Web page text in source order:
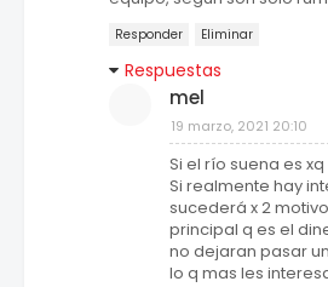
Responder Eliminar
Respuestas
mel
19 marzo, 2021 20:10
Si el río suena es
Si realmente hay
sucederá x 2
principal q es el
no dejaran pasar
lo q mas les